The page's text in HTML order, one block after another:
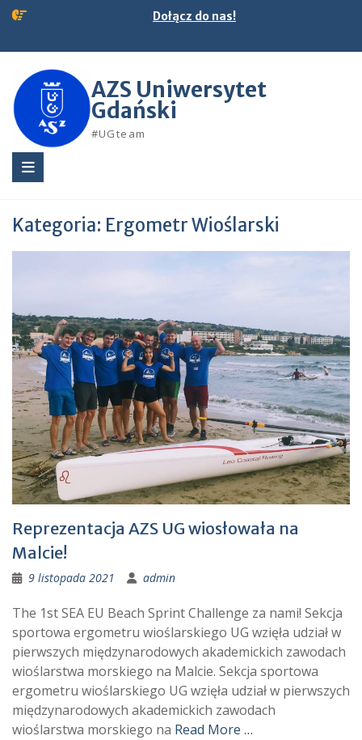
Skip
Dołącz do nas!
AZS Uniwersytet
Gdański
#UGteam
Kategoria: Ergometr Wioślarski
Reprezentacja AZS UG wiosłowała na
Malcie!
9 listopada 2021 admin
The 1st SEA EU Beach Sprint Challenge za nami! Sekcja
sportowa ergometru wioślarskiego UG wzięła udział w
pierwszych międzynarodowych akademickich zawodach
wioślarstwa morskiego na Malcie. Sekcja sportowa
ergometru wioślarskiego UG wzięła udział w pierwszych
międzynarodowych akademickich zawodach
wioślarstwa morskiego na Read More …